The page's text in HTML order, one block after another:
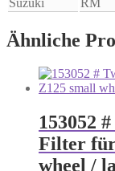
Ähnliche
153052
Filter
wheel /